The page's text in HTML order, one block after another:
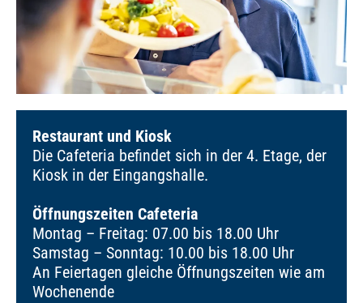
Restaurant und Kiosk
Die Cafeteria befindet sich in der 4. Etage, der
Kiosk in der Eingangshalle.
Öffnungszeiten Cafeteria
Montag – Freitag: 07.00 bis 18.00 Uhr
Samstag – Sonntag: 10.00 bis 18.00 Uhr
An Feiertagen gleiche Öffnungszeiten wie am
Wochenende